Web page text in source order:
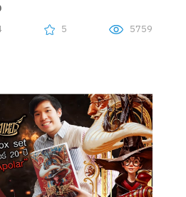
5 5759